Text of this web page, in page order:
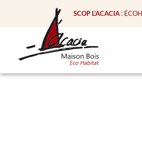
SCOP L’ACACIA: